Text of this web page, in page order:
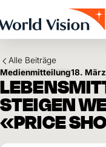
Alle Beiträge
Medienmitteilung18.
STEIGEN
«PRICE